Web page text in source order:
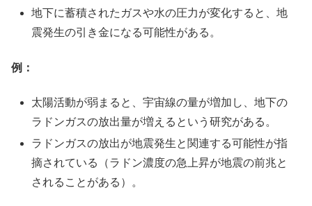
地下に蓄積されたガスや水の圧力が変化すると、地
震発生の引き金になる可能性がある。
例：
太陽活動が弱まると、宇宙線の量が増加し、地下の
ラドンガスの放出量が増えるという研究がある。
ラドンガスの放出が地震発生と関連する可能性が指
摘されている（ラドン濃度の急上昇が地震の前兆と
されることがある）。